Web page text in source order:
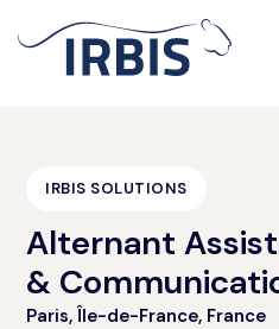
IRBIS SOLUTIONS
Alternant
&
Paris, Île-de-France, France